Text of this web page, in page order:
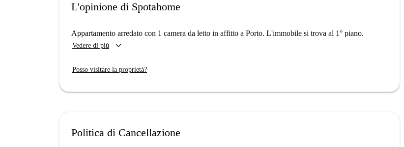
L'opinione di Spotahome
Appartamento arredato con 1 camera da letto in affitto a Porto. L'immobile si trova al 1° piano.
Vedere di più keyboard_arrow_down
Posso visitare la proprietà?
Politica di Cancellazione